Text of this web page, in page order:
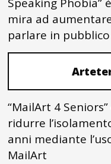
Speaking Phobia”
mira ad
parlare in pubblico
“MailArt 4
ridurre
anni mediante
MailArt